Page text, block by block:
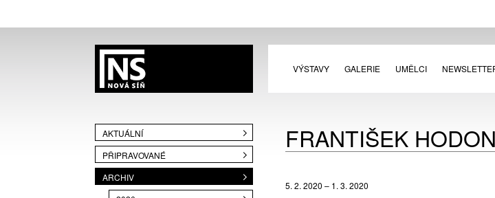
VÝSTAVY GALERIE UMĚLCI
AKTUÁLNÍ
PŘIPRAVOVANÉ
ARCHIV
FRANTIŠEK
5. 2. 2020 – 1. 3. 2020